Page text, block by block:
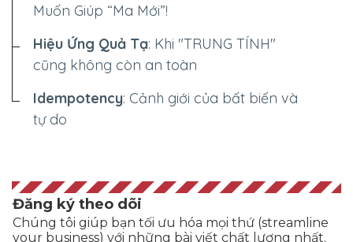
Muốn Giúp “Ma Mới”!
Hiệu Ứng Quả Tạ: Khi "TRUNG TÍNH"
cũng không còn an toàn
Idempotency: Cảnh giới của bất biến và
tự do
Đăng ký theo dõi
Chúng tôi giúp bạn tối ưu hóa mọi thứ (streamline
your business) với những bài viết chất lượng nhất.